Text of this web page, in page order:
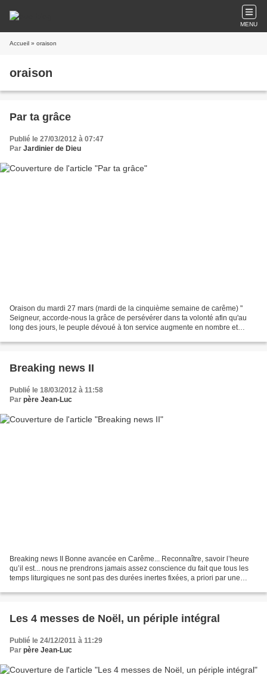
MENU
Accueil » oraison
oraison
Par ta grâce
Publié le 27/03/2012 à 07:47
Par Jardinier de Dieu
Oraison du mardi 27 mars (mardi de la cinquième semaine de carême) "
Seigneur, accorde-nous la grâce de persévérer dans ta volonté afin qu'au
long des jours, le peuple dévoué à ton service augmente en nombre et
Breaking news II
Publié le 18/03/2012 à 11:58
Par père Jean-Luc
Breaking news II Bonne avancée en Carême... Reconnaître, savoir l’heure
qu’il est... nous ne prendrons jamais assez conscience du fait que tous les
temps liturgiques ne sont pas des durées inertes fixées, a priori par une
Les 4 messes de Noël, un périple intégral
Publié le 24/12/2011 à 11:29
Par père Jean-Luc